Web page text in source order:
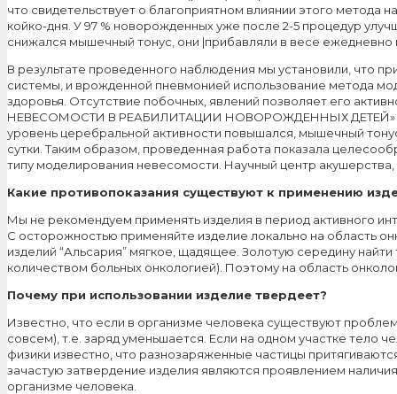
что свидетельствует о благоприятном влиянии этого метода
койко-дня. У 97 % новорожденных уже после 2-5 процедур
снижался мышечный тонус, они |прибавляли в весе
В результате проведенного наблюдения мы установили, что
системы, и врожденной пневмонией использование метода
здоровья. Отсутствие побочных, явлений позволяет его
НЕВЕСОМОСТИ В РЕАБИЛИТАЦИИ НОВОРОЖДЕННЫХ ДЕТЕЙ»
уровень церебральной активности повышался, мышечный
сутки. Таким образом, проведенная работа показала
типу моделирования невесомости. Научный центр
Какие противопоказания существуют к применению
Мы не рекомендуем применять изделия в период активного
С осторожностью применяйте изделие локально на область
изделий “Альсария” мягкое, щадящее. Золотую середину
количеством больных онкологией). Поэтому на область
Почему при использовании изделие твердеет?
Известно, что если в организме человека существуют
совсем), т.е. заряд уменьшается. Если на одном участке тело
физики известно, что разнозаряженные частицы
зачастую затвердение изделия являются проявлением
организме человека.